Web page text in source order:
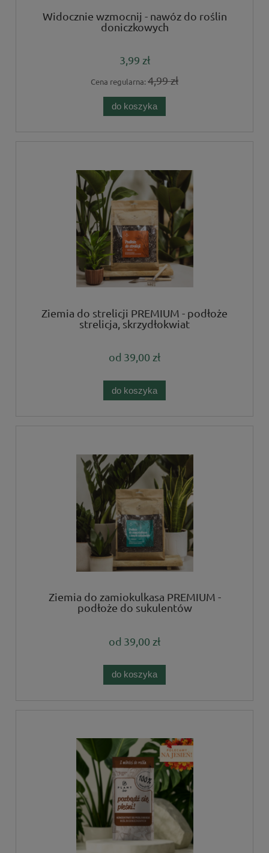
Widocznie wzmocnij - nawóz do roślin
doniczkowych
3,99 zł
Cena regularna: 4,99 zł
do koszyka
Ziemia do strelicji PREMIUM - podłoże
strelicja, skrzydłokwiat
od 39,00 zł
do koszyka
Ziemia do zamiokulkasa PREMIUM -
podłoże do sukulentów
od 39,00 zł
do koszyka